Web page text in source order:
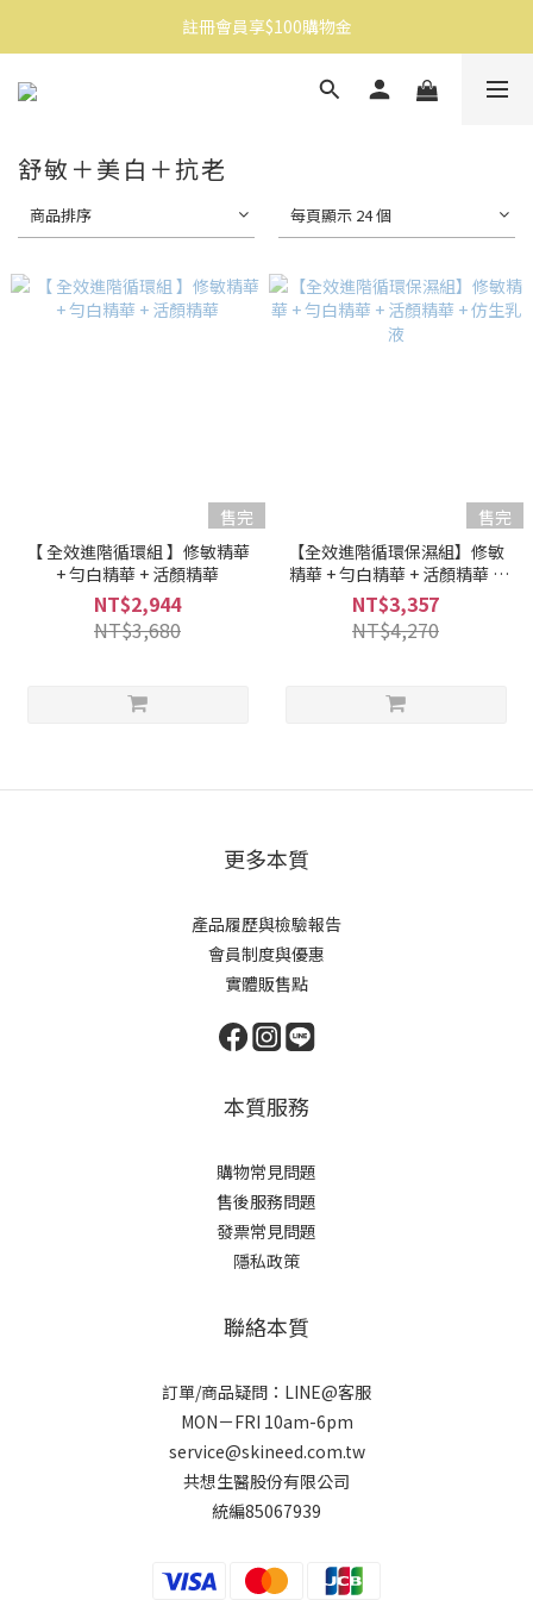
消費滿$1500免運
註冊會員享$100購物金
消費滿$1500免運
舒敏＋美白＋抗老
商品排序 每頁顯示 24 個
售完
【 全效進階循環組 】修敏精華
+ 勻白精華 + 活顏精華
NT$2,944
NT$3,680
售完
【全效進階循環保濕組】修敏
精華 + 勻白精華 + 活顏精華 +
仿生乳液
NT$3,357
NT$4,270
更多本質
產品履歷與檢驗報告
會員制度與優惠
實體販售點
本質服務
購物常見問題
售後服務問題
發票常見問題
隱私政策
聯絡本質
訂單/商品疑問：LINE@客服
MON－FRI 10am-6pm
service@skineed.com.tw
共想生醫股份有限公司
統編85067939